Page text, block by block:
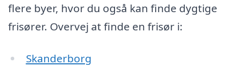
flere byer, hvor du også kan finde dygtige
frisører. Overvej at finde en frisør i:
Skanderborg